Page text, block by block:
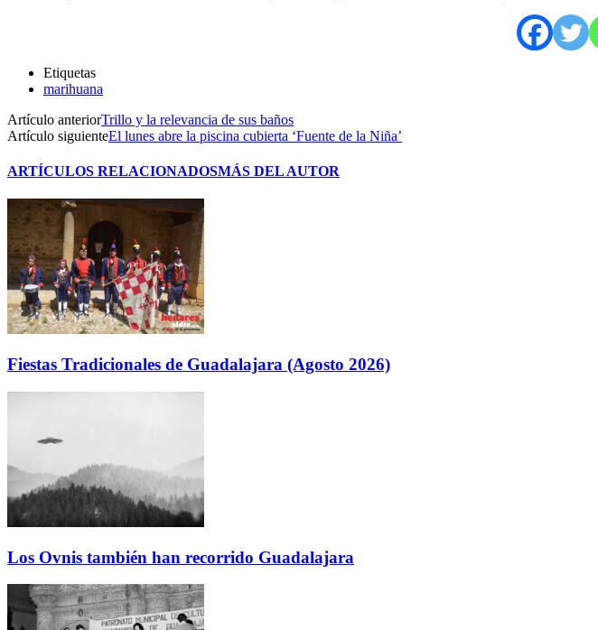
Etiquetas
marihuana
Artículo anteriorTrillo y la relevancia de sus baños
Artículo siguienteEl lunes abre la piscina cubierta ‘Fuente de la Niña’
ARTÍCULOS RELACIONADOSMÁS DEL AUTOR
Fiestas Tradicionales de Guadalajara (Agosto 2026)
Los Ovnis también han recorrido Guadalajara